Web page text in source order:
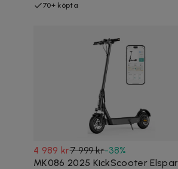
70+ köpta
4 989 kr7 999 kr-38%
MK086 2025 KickScooter